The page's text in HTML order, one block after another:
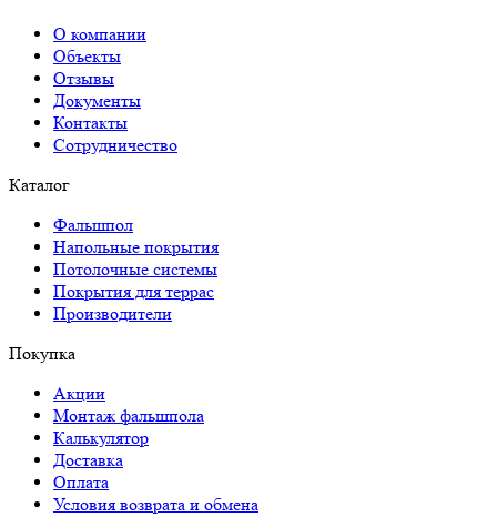
О компании
Объекты
Отзывы
Документы
Контакты
Сотрудничество
Каталог
Фальшпол
Напольные покрытия
Потолочные системы
Покрытия для террас
Производители
Покупка
Акции
Монтаж фальшпола
Калькулятор
Доставка
Оплата
Условия возврата и обмена